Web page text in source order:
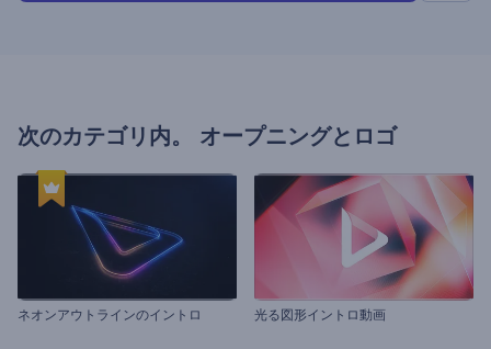
次のカテゴリ内。 オープニングとロゴ
ネオンアウトラインのイントロ 光る図形イントロ動画